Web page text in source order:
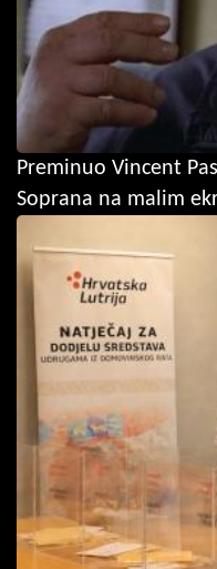
Preminuo Vincent
Soprana na malim